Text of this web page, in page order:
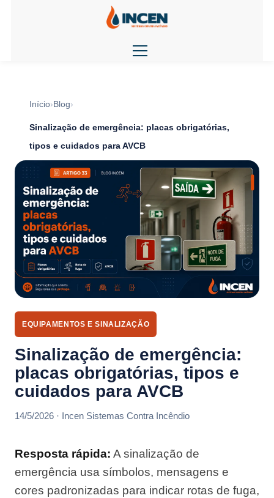
Início Blog
Sinalização de emergência: placas obrigatórias,
tipos e cuidados para AVCB
EQUIPAMENTOS E SINALIZAÇÃO
Sinalização de emergência:
placas obrigatórias, tipos e
cuidados para AVCB
14/5/2026 · Incen Sistemas Contra Incêndio
Resposta rápida: A sinalização de
emergência usa símbolos, mensagens e
cores padronizadas para indicar rotas de fuga,